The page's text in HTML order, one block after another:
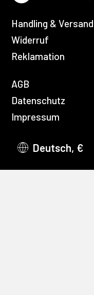
Handling & Versand
Widerruf
Reklamation
AGB
Datenschutz
Impressum
Deutsch, €